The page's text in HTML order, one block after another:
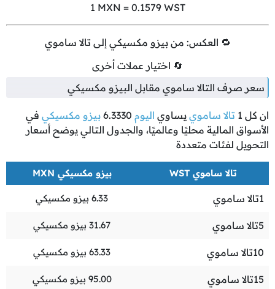
1 MXN = 0.1579WST
🔁 العكس: من بيزو مكسيكي إلى تالا ساموي
🔄 اختيار عملات أخرى
سعر صرف التالا ساموي مقابل البيزو مكسيكي
ان كل 1 تالا ساموي يساوي اليوم 6.3330 بيزو مكسيكي في
الأسواق المالية محليًا وعالميًا، والجدول التالي يوضح أسعار
التحويل لفئات متعددة
تالا ساموي WST بيزو مكسيكي MXN
1تالا ساموي 6.33 بيزو مكسيكي
5تالا ساموي 31.67 بيزو مكسيكي
10تالا ساموي 63.33 بيزو مكسيكي
15تالا ساموي 95.00 بيزو مكسيكي